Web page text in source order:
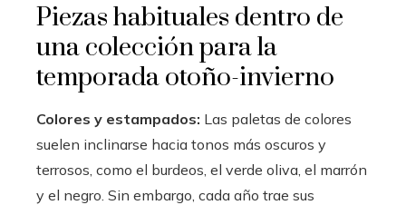
Piezas habituales dentro de
una colección para la
temporada otoño-invierno
Colores y estampados: Las paletas de colores
suelen inclinarse hacia tonos más oscuros y
terrosos, como el burdeos, el verde oliva, el marrón
y el negro. Sin embargo, cada año trae sus